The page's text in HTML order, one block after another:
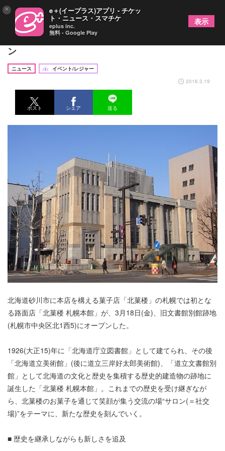
札幌では初の路面店「北菓楼 札幌本館」がオープ
ン
ニュース
イベント/レジャー
2016.3.19
ポスト シェア 送る
北海道砂川市に本店を構える菓子店「北菓楼」の札幌では初とな
る路面店「北菓楼 札幌本館」が、3月18日(金)、旧文書館別館跡地
(札幌市中央区北1西5)にオープンした。
1926(大正15)年に「北海道庁立図書館」として建てられ、その後
「北海道立美術館」(後に道立三岸好太郎美術館)、「道立文書館別
館」として北海道の文化と歴史を集積する歴史的建造物の跡地に
誕生した「北菓楼 札幌本館」。これまでの歴史を受け継ぎなが
ら、北菓楼のお菓子を通じて笑顔が集う交流の場“サロン(＝社交
場)”をテーマに、新たな歴史を刻んでいく。
■ 歴史を継承しながらも新しさを追及
× e＋(イープラス)アプリ - チケッ
ト・ニュース・スマチケ
eplus inc.
無料 - Google Play
表示